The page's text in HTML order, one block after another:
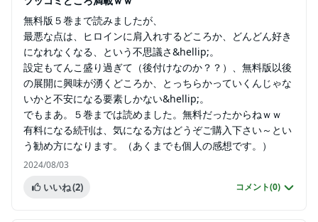
無料版５巻まで読みましたが、
最悪な点は、ヒロインに肩入れするどころか、どんどん好き
になれなくなる、という不思議さ&hellip;。
設定もてんこ盛り過ぎて（後付けなのか？？）、無料版以後
の展開に興味が湧くどころか、とっちらかっていくんじゃな
いかと不安になる要素しかない&hellip;。
でもまあ。５巻までは読めました。無料だったからねｗｗ
有料になる続刊は、気になる方はどうぞご購入下さい～とい
う勧め方になります。（あくまでも個人の感想です。）
2024/08/03
いいね(2) コメント(0)